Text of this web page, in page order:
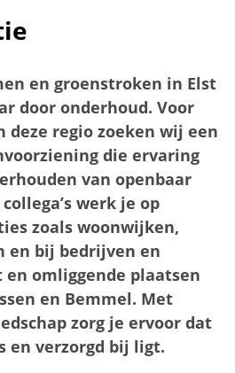
en groenstroken in Elst
door onderhoud. Voor
regio zoeken wij een
die ervaring
van openbaar
werk je op
zoals woonwijken,
en bij bedrijven en
omliggende plaatsen
en Bemmel. Met
zorg je ervoor dat
en verzorgd bij ligt.